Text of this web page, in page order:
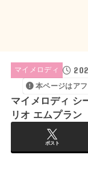
マイメロディ
本ページはア
マイメロディ シ
リオ エムプラン
ポスト